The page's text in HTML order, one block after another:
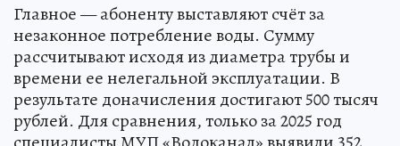
Главное — абоненту выставляют счёт за
незаконное потребление воды. Сумму
рассчитывают исходя из диаметра трубы и
времени ее нелегальной эксплуатации. В
результате доначисления достигают 500 тысяч
рублей. Для сравнения, только за 2025 год